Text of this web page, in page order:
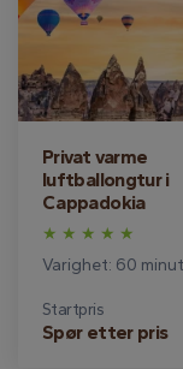
Privat varme
luftballongtur i
Cappadokia
Varighet: 60
Startpris
Spør etter pris